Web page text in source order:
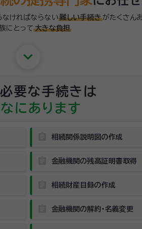
なければならない難しい手続きがたくさん
にとって 大きな負担
keyboard_arrow_down
要な手続きは
にあります
相続関係説明図の作成
金融機関の残高証明書取得
相続財産目録の作成
金融機関の解約・名義変更